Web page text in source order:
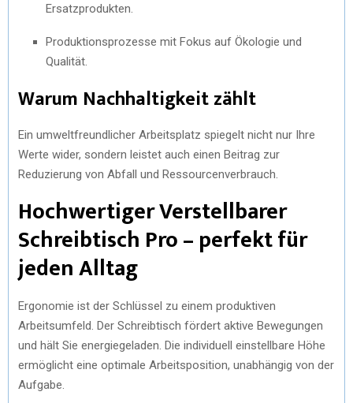
Ersatzprodukten.
Produktionsprozesse mit Fokus auf Ökologie und
Qualität.
Warum Nachhaltigkeit zählt
Ein umweltfreundlicher Arbeitsplatz spiegelt nicht nur Ihre
Werte wider, sondern leistet auch einen Beitrag zur
Reduzierung von Abfall und Ressourcenverbrauch.
Hochwertiger Verstellbarer
Schreibtisch Pro – perfekt für
jeden Alltag
Ergonomie ist der Schlüssel zu einem produktiven
Arbeitsumfeld. Der Schreibtisch fördert aktive Bewegungen
und hält Sie energiegeladen. Die individuell einstellbare Höhe
ermöglicht eine optimale Arbeitsposition, unabhängig von der
Aufgabe.